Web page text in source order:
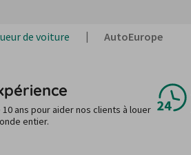
de voiture AutoEurope
ans pour aider nos clients à louer
entier.